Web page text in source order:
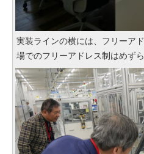
実装ラインの横には、フリーア
場でのフリーアドレス制はめず